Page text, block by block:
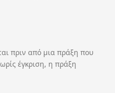
πριν από μια πράξη που
έγκριση, η πράξη